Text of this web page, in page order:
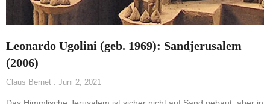
Leonardo Ugolini (geb. 1969): Sandjerusalem
(2006)
Claus Bernet Juni 2, 2021